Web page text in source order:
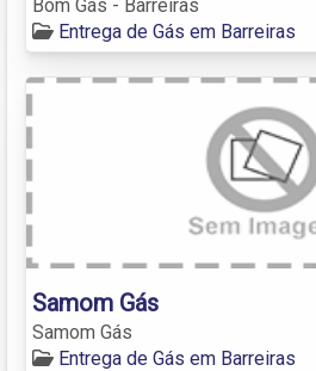
Bom Gás - Barreiras
Entrega de Gás em Barreiras
Samom Gás
Samom Gás
Entrega de Gás em Barreiras